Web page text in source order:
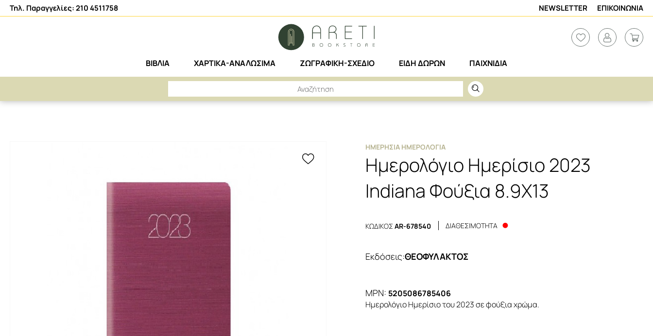
Τηλ. Παραγγελίες: 210 4511758 NEWSLETTER ΕΠΙΚΟΙΝΩΝΙΑ
ΒΙΒΛΙΑ ΧΑΡΤΙΚΑ-ΑΝΑΛΩΣΙΜΑ ΖΩΓΡΑΦΙΚΗ-ΣΧΕΔΙΟ ΕΙΔΗ ΔΩΡΩΝ ΠΑΙΧΝΙΔΙΑ
ΜΠΛΟΚ ΣΗΜΕΙΩΣΕΩΝ - ΗΜΕΡΟΛΟΓΙΑ ΗΜΕΡΗΣΙΑ ΗΜΕΡΟΛΟΓΙΑ ΗΜΕΡΟΛΟΓΙΟ ΗΜΕΡΙΣΙΟ 2023 INDIANA ΦΟΥΞΙΑ 8.9Χ13
ΗΜΕΡΉΣΙΑ ΗΜΕΡΟΛΌΓΙΑ
Ημερολόγιο Ημερίσιο 2023
Indiana Φούξια 8.9Χ13
ΚΩΔΙΚΟΣAR-678540 ΔΙΑΘΕΣΙΜΟΤΗΤΑ
Εκδόσεις:ΘΕΟΦΥΛΑΚΤΟΣ
MPN: 5205086785406
Ημερολόγιο Ημερίσιο του 2023 σε φούξια χρώμα.